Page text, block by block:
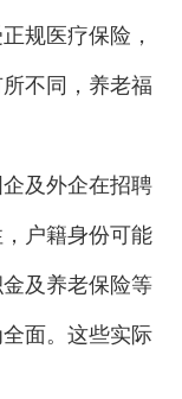
规医疗保险，
不同，养老福
及外企在招聘
户籍身份可能
及养老保险等
面。这些实际